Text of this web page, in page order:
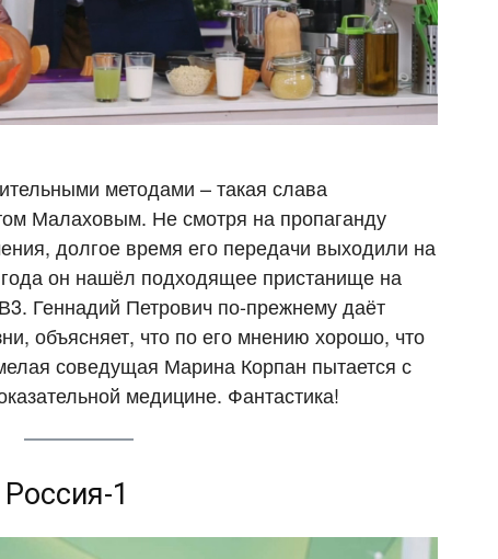
методами – такая слава
Малаховым. Не смотря на пропаганду
долгое время его передачи выходили на
он нашёл подходящее пристанище на
Геннадий Петрович по-прежнему даёт
объясняет, что по его мнению хорошо, что
соведущая Марина Корпан пытается с
медицине. Фантастика!
1